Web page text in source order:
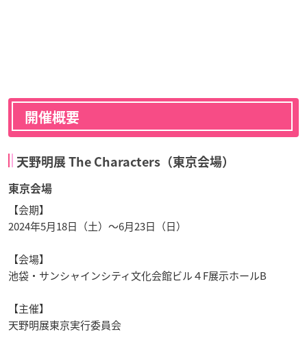
開催概要
天野明展 The Characters（東京会場）
東京会場
【会期】
2024年5月18日（土）～6月23日（日）
【会場】
池袋・サンシャインシティ文化会館ビル４F展示ホールB
【主催】
天野明展東京実行委員会